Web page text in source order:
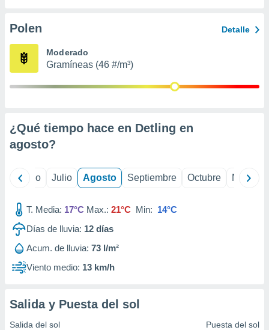
e
mediante
de
1199
Polen Detalle
Moderado
Gramíneas (46 #/m³)
¿Qué tiempo hace en Detling en
agosto?
Junio Julio Agosto Septiembre Octubre
T. Media: 17°C Max.: 21°C Min: 14°C
Días de lluvia: 12 días
Acum. de lluvia: 73 l/m²
Viento medio: 13 km/h
Salida y Puesta del sol
Salida del sol Puesta del sol